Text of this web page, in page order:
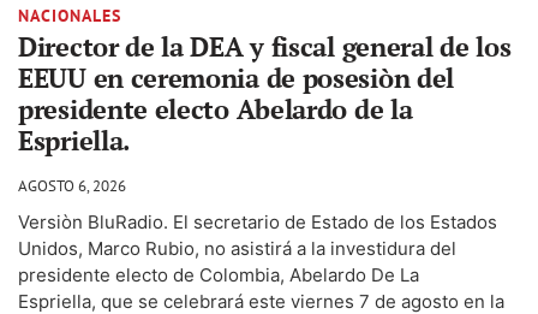
NACIONALES
Director de la DEA y fiscal general de los
EEUU en ceremonia de posesiòn del
presidente electo Abelardo de la
Espriella.
AGOSTO 6, 2026
Versiòn BluRadio. El secretario de Estado de los Estados
Unidos, Marco Rubio, no asistirá a la investidura del
presidente electo de Colombia, Abelardo De La
Espriella, que se celebrará este viernes 7 de agosto en la